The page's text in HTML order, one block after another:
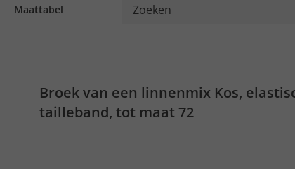
Maattabel
Broek van een linnenmix Kos,
tailleband, tot maat 72